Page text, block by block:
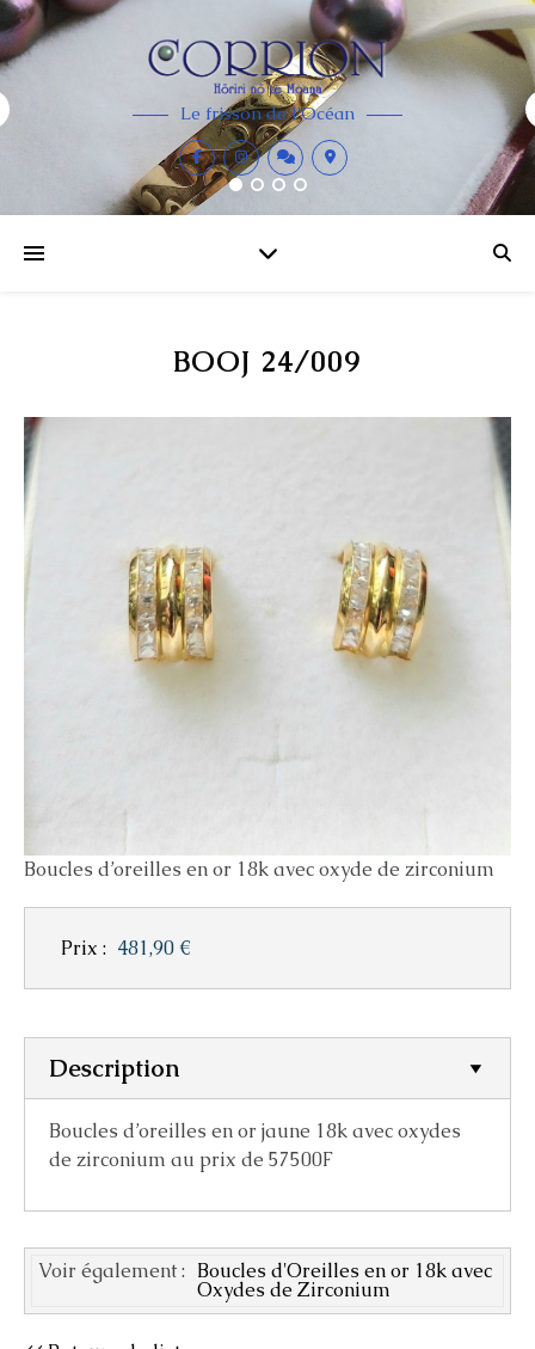
Le frisson de l'Océan
BOOJ 24/009
Boucles d’oreilles en or 18k avec oxyde de zirconium
Prix : 481,90 €
Description
Boucles d’oreilles en or jaune 18k avec oxydes
de zirconium au prix de 57500F
Voir également : Boucles d'Oreilles en or 18k avec
Oxydes de Zirconium